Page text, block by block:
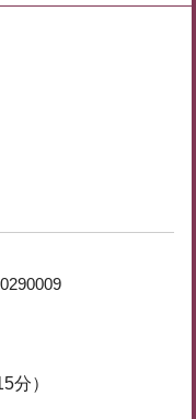
分）